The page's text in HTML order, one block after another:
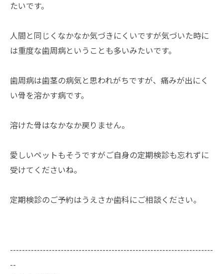
たいです。
人間と同じくなかなか気づきにくいですが気づいた時に
は重度な歯周病ということも多いみたいです。
歯周病は歯茎の病気と思われがちですが、痛みが出にく
い骨を溶かす病です。
溶けた骨はなかなか戻りません。
愛しいペットもそうですがご自身の定期検診も忘れずに
受けてくださいね。
定期検診のご予約はうえさか歯科にご相談ください。
--------------------------------------------------------------------
--